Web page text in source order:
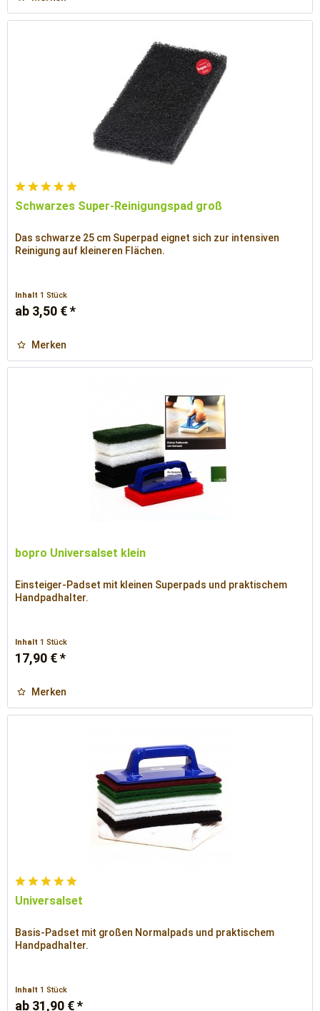
Schwarzes Super-Reinigungspad groß
Das schwarze 25 cm Superpad eignet sich zur intensiven
Reinigung auf kleineren Flächen.
Inhalt1 Stück
ab 3,50 € *
Merken
bopro Universalset klein
Einsteiger-Padset mit kleinen Superpads und praktischem
Handpadhalter.
Inhalt1 Stück
17,90 € *
Merken
Universalset
Basis-Padset mit großen Normalpads und praktischem
Handpadhalter.
Inhalt1 Stück
ab 31,90 € *